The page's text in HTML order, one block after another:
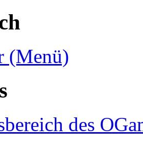
(Menü)
des